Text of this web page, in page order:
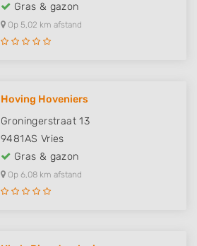
Gras & gazon
Op 5,02 km afstand
Hoving Hoveniers
Groningerstraat 13
9481AS Vries
Gras & gazon
Op 6,08 km afstand